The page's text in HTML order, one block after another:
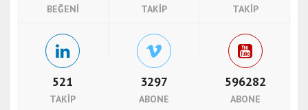
BEĞENI TAKIP TAKIP
521
TAKIP
3297
ABONE
596282
ABONE